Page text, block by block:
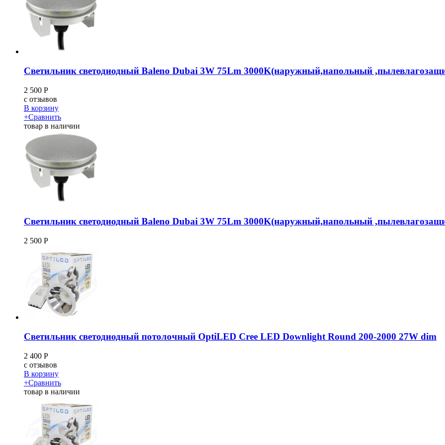
Светильник светодиодный Baleno Dubai 3W 75Lm 3000K(наружный,напольный
2 500 Р
c отзывов
В корзину
+Сравнить
товар в наличии
Светильник светодиодный Baleno Dubai 3W 75Lm 3000K(наружный,напольный
2 500 Р
Светильник светодиодный потолочный OptiLED Cree LED Downlight Round 200-2000 27W dim
2 400 Р
c отзывов
В корзину
+Сравнить
товар в наличии